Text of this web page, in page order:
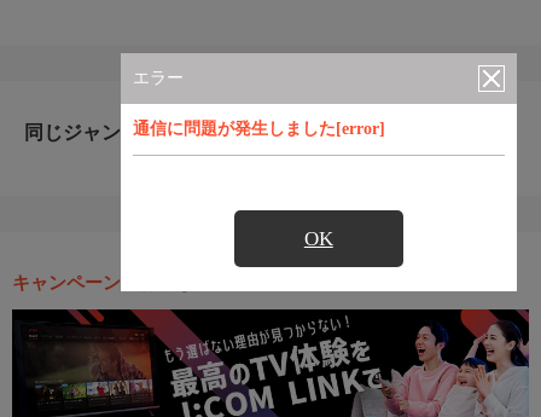
エラー
通信に問題が発生しました[error]
OK
同じジャンルのおすすめ番組
キャンペーン・お得な情報